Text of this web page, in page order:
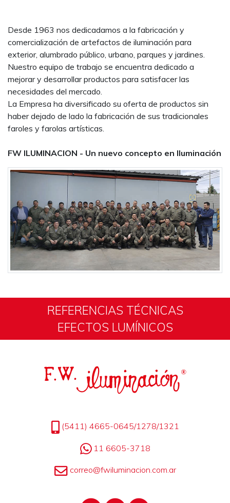
Desde 1963 nos dedicadamos a la fabricación y
comercialización de artefactos de iluminación para
exterior, alumbrado público, urbano, parques y jardines.
Nuestro equipo de trabajo se encuentra dedicado a
mejorar y desarrollar productos para satisfacer las
necesidades del mercado.
La Empresa ha diversificado su oferta de productos sin
haber dejado de lado la fabricación de sus tradicionales
faroles y farolas artísticas.
FW ILUMINACION - Un nuevo concepto en Iluminación
REFERENCIAS TÉCNICAS
EFECTOS LUMÍNICOS
(5411) 4665-0645/1278/1321
11 6605-3718
correo@fwiluminacion.com.ar